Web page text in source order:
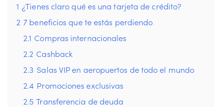
1 ¿Tienes claro qué es una tarjeta de crédito?
2 7 beneficios que te estás perdiendo
2.1 Compras internacionales
2.2 Cashback
2.3 Salas VIP en aeropuertos de todo el mundo
2.4 Promociones exclusivas
2.5 Transferencia de deuda